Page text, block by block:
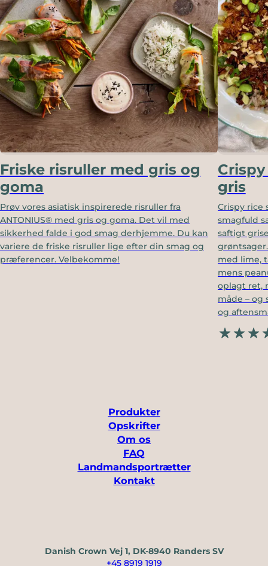
Friske risruller med gris og
goma
Prøv vores asiatisk inspirerede risruller fra
ANTONIUS® med gris og goma. Det vil med
sikkerhed falde i god smag derhjemme. Du kan
variere de friske risruller lige efter din smag og
præferencer. Velbekomme!
gris
Crispy rice
smagfuld
saftigt
med lime,
mens
oplagt ret,
måde –
og
Produkter
Opskrifter
Om os
FAQ
Landmandsportrætter
Kontakt
Danish Crown Vej 1, DK-8940 Randers SV
+45 8919 1919